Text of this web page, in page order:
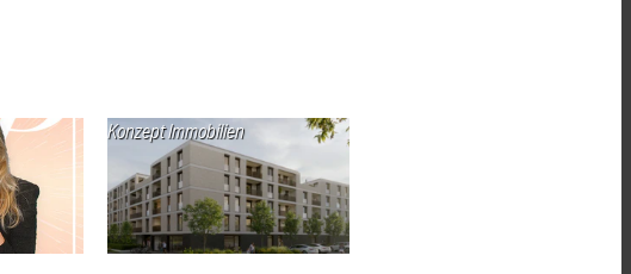
Konzept Immobilien